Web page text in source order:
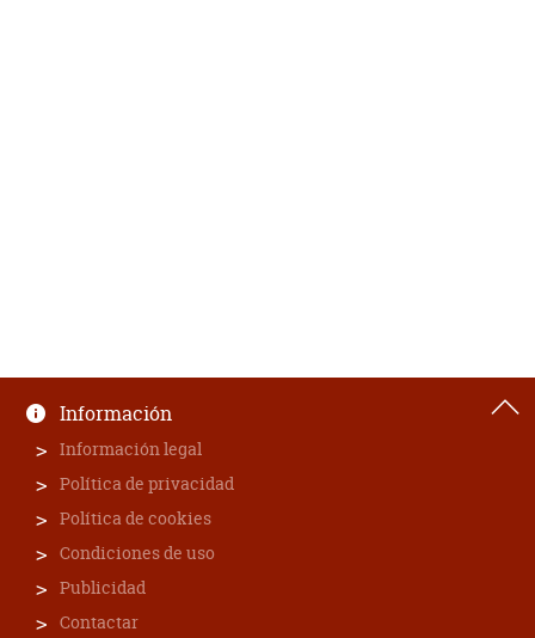
Información
Información legal
Política de privacidad
Política de cookies
Condiciones de uso
Publicidad
Contactar